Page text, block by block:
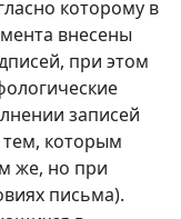
которому в
внесены
при этом
записей
которым
же, но при
письма).